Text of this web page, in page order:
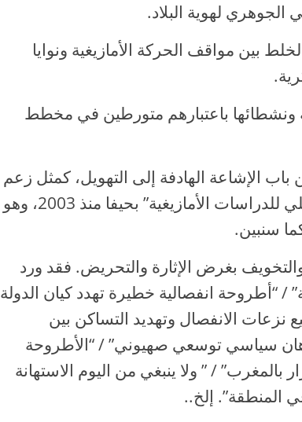
الجوهري لهوية البلاد.
بين مواقف الحركة الأمازيغية ونوايا
ونشطائها باعتبارهم متورطين في مخطط
الإشاعة الهادفة إلى التهويل، كمثل زعم
الريسوني بوجود مركز يُدعى “المركز الإسرائيلي للدراسات الأمازيغية” بحيفا منذ 2003، وهو
سنبين.
بغرض الإثارة والتحريض. فقد ورد
“أطروحة انفصالية خطيرة تهدد كيان الدولة
نزعات الانفصال وتهديد التساكن بين
سياسي توسعي صهيوني” / “الأطروحة
بالمغرب” / ” ولا ينبغي من اليوم الاستهانة
المنطقة”. إلخ..